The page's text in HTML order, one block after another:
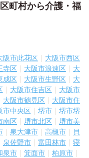
町村から介護・福
阪市此花区
大阪市西区
寺区 大阪市浪速区
大
成区 大阪市生野区
大
大阪市住吉区
大阪市
大阪市鶴見区
大阪市住
市中央区 堺市
堺市堺
南区 堺市北区
堺市美
泉大津市 高槻市
貝
泉佐野市 富田林市
寝
泉市 箕面市
柏原市